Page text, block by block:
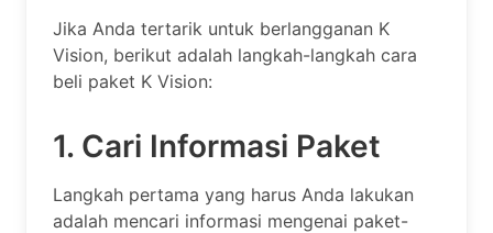
Jika Anda tertarik untuk berlangganan K
Vision, berikut adalah langkah-langkah cara
beli paket K Vision:
1. Cari Informasi Paket
Langkah pertama yang harus Anda lakukan
adalah mencari informasi mengenai paket-